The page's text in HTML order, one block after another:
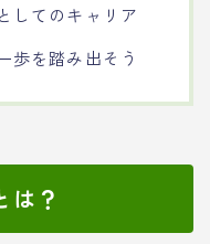
してのキャリア
歩を踏み出そう
は？